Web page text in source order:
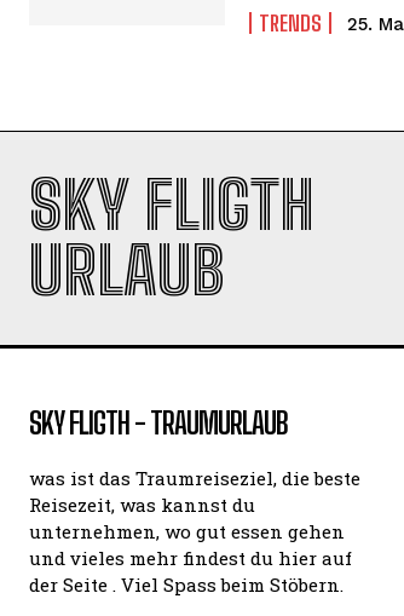
TRENDS 25.
SKY FLIGTH
URLAUB
SKY FLIGTH - TRAUMURLAUB
was ist das Traumreiseziel, die beste
Reisezeit, was kannst du
unternehmen, wo gut essen gehen
und vieles mehr findest du hier auf
der Seite . Viel Spass beim Stöbern.